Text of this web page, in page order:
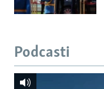
Podcasti